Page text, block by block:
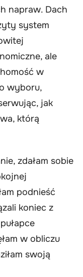
napraw. Dach
system
ale
w
wyboru,
jak
którą
zdałam sobie
podnieść
koniec z
w obliczu
swoją